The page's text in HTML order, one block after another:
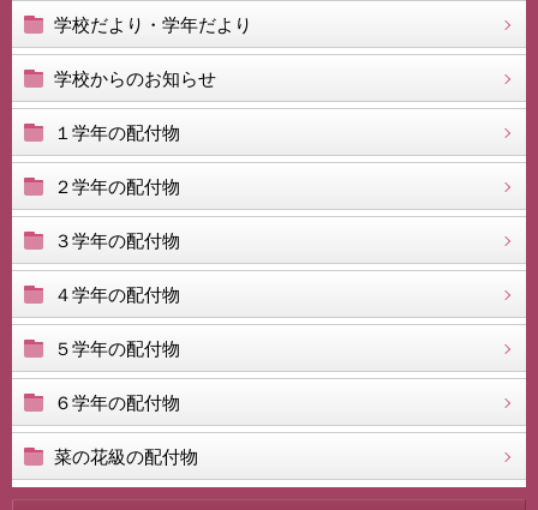
学校だより・学年だより
学校からのお知らせ
１学年の配付物
２学年の配付物
３学年の配付物
４学年の配付物
５学年の配付物
６学年の配付物
菜の花級の配付物